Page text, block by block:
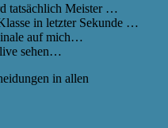
tatsächlich Meister …
in letzter Sekunde …
auf mich…
sehen…
in allen